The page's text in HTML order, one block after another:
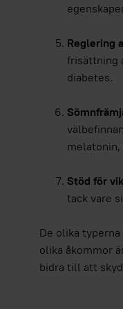
Reglering
frisättning
diabetes.
Stöd för
tack vare
De olika
olika åkommor
bidra till att